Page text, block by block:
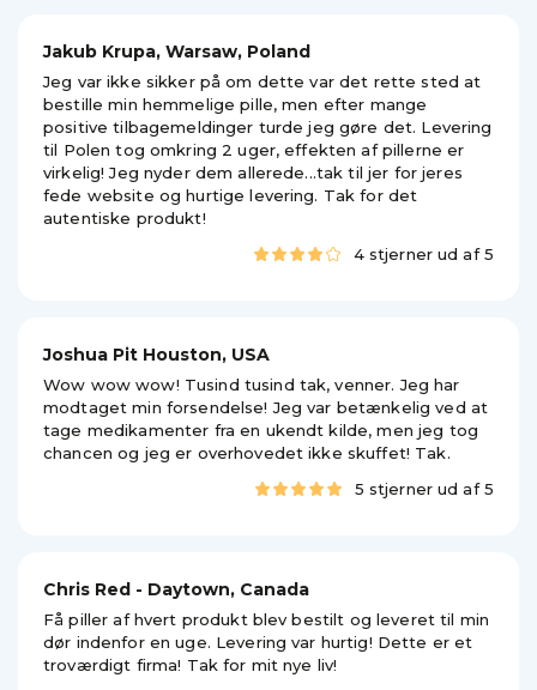
Jakub Krupa, Warsaw, Poland
Jeg var ikke sikker på om dette var det rette sted at
bestille min hemmelige pille, men efter mange
positive tilbagemeldinger turde jeg gøre det. Levering
til Polen tog omkring 2 uger, effekten af pillerne er
virkelig! Jeg nyder dem allerede...tak til jer for jeres
fede website og hurtige levering. Tak for det
autentiske produkt!
4 stjerner ud af 5
Joshua Pit Houston, USA
Wow wow wow! Tusind tusind tak, venner. Jeg har
modtaget min forsendelse! Jeg var betænkelig ved at
tage medikamenter fra en ukendt kilde, men jeg tog
chancen og jeg er overhovedet ikke skuffet! Tak.
5 stjerner ud af 5
Chris Red - Daytown, Canada
Få piller af hvert produkt blev bestilt og leveret til min
dør indenfor en uge. Levering var hurtig! Dette er et
troværdigt firma! Tak for mit nye liv!